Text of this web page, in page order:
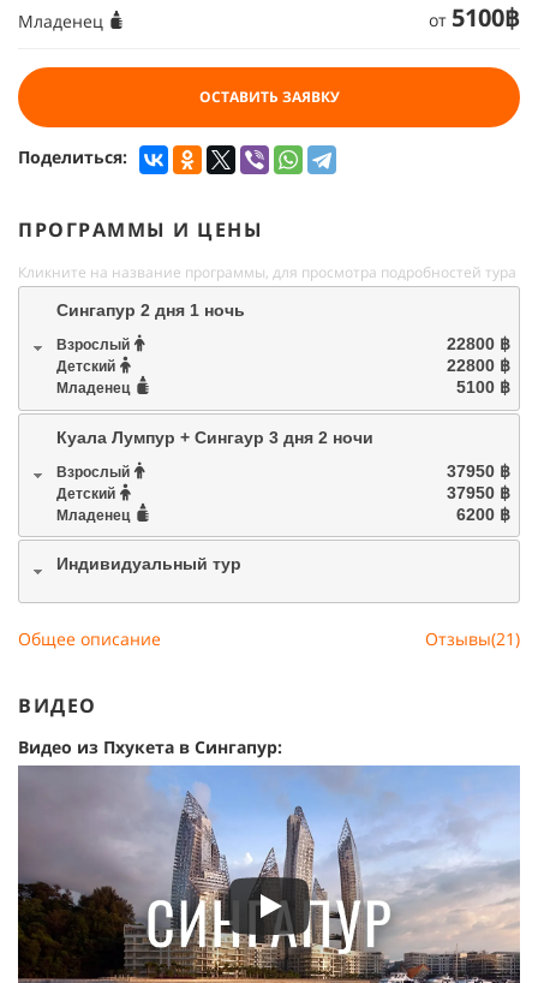
Младенец
от 5100฿
ОСТАВИТЬ ЗАЯВКУ
Поделиться:
ПРОГРАММЫ И ЦЕНЫ
Кликните на название программы, для просмотра подробностей тура
Сингапур 2 дня 1 ночь
Взрослый 22800 ฿
Детский 22800 ฿
Младенец 5100 ฿
Куала Лумпур + Сингаур 3 дня 2 ночи
Взрослый 37950 ฿
Детский 37950 ฿
Младенец 6200 ฿
Индивидуальный тур
Общее описание Отзывы(21)
ВИДЕО
Видео из Пхукета в Сингапур: